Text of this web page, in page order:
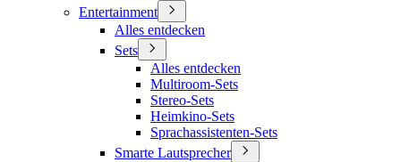
Entertainment
Alles entdecken
Sets
Alles entdecken
Multiroom-Sets
Stereo-Sets
Heimkino-Sets
Sprachassistenten-Sets
Smarte Lautsprecher